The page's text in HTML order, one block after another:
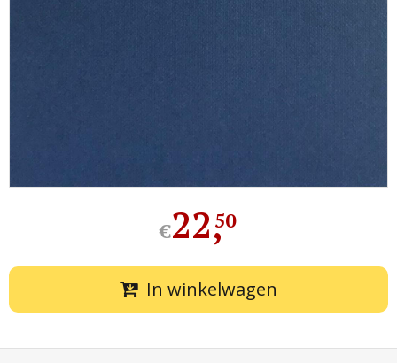
€22,
50
In winkelwagen